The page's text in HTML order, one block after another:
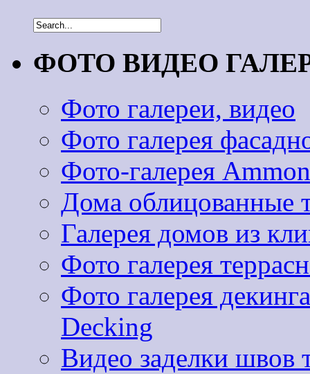
ФОТО ВИДЕО
Фото галереи, видео
Фото галерея
Фото-галерея
Дома облицованные
Галерея домов из
Фото галерея
Фото галерея
Decking
Видео заделки швов